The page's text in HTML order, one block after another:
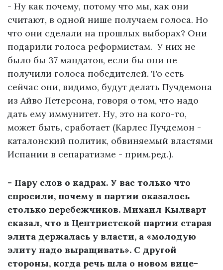
- Ну как почему, потому что мы, как они
считают, в одной нише получаем голоса. Но
что они сделали на прошлых выборах? Они
подарили голоса реформистам. У них не
было бы 37 мандатов, если бы они не
получили голоса победителей. То есть
сейчас они, видимо, будут делать Пучдемона
из Айво Петерсона, говоря о том, что надо
дать ему иммунитет. Ну, это на кого-то,
может быть, сработает (Карлес Пучдемон -
каталонский политик, обвиняемый властями
Испании в сепаратизме - прим.ред.).
- Пару слов о кадрах. У вас только что
спросили, почему в партии оказалось
столько перебежчиков. Михаил Кылварт
сказал, что в Центристской партии старая
элита держалась у власти, а «молодую
элиту надо выращивать». С другой
стороны, когда речь шла о новом вице-